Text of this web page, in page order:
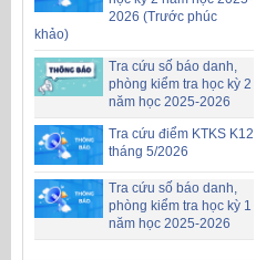
2026 (Trước phúc
khảo)
Tra cứu số báo danh,
phòng kiểm tra học kỳ 2
năm học 2025-2026
Tra cứu điểm KTKS K12
tháng 5/2026
Tra cứu số báo danh,
phòng kiểm tra học kỳ 1
năm học 2025-2026